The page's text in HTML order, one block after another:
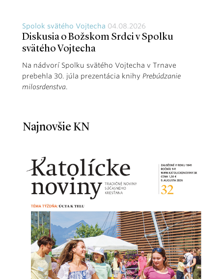
Spolok svätého Vojtecha 04.08.2026
Diskusia o Božskom Srdci v Spolku
svätého Vojtecha
Na nádvorí Spolku svätého Vojtecha v Trnave
prebehla 30. júla prezentácia knihy Prebúdzanie
milosrdenstva.
Najnovšie KN